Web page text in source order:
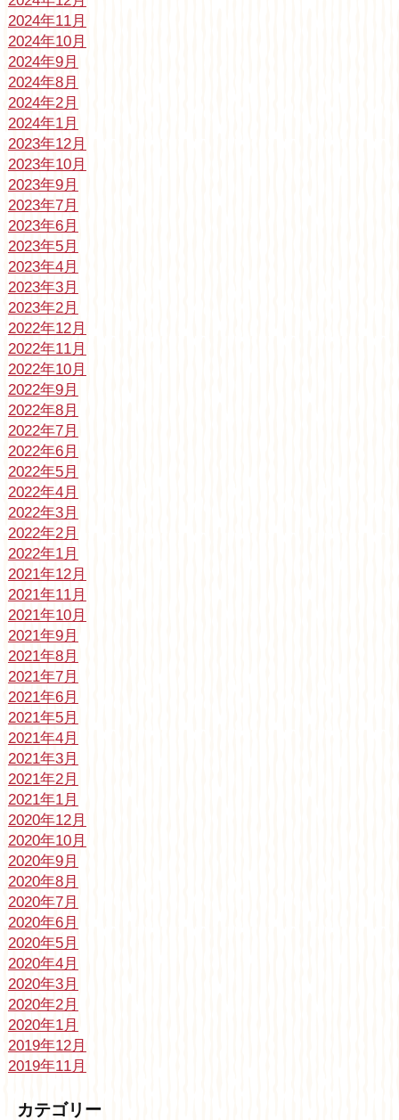
2024年11月
2024年10月
2024年9月
2024年8月
2024年2月
2024年1月
2023年12月
2023年10月
2023年9月
2023年7月
2023年6月
2023年5月
2023年4月
2023年3月
2023年2月
2022年12月
2022年11月
2022年10月
2022年9月
2022年8月
2022年7月
2022年6月
2022年5月
2022年4月
2022年3月
2022年2月
2022年1月
2021年12月
2021年11月
2021年10月
2021年9月
2021年8月
2021年7月
2021年6月
2021年5月
2021年4月
2021年3月
2021年2月
2021年1月
2020年12月
2020年10月
2020年9月
2020年8月
2020年7月
2020年6月
2020年5月
2020年4月
2020年3月
2020年2月
2020年1月
2019年12月
2019年11月
カテゴリー